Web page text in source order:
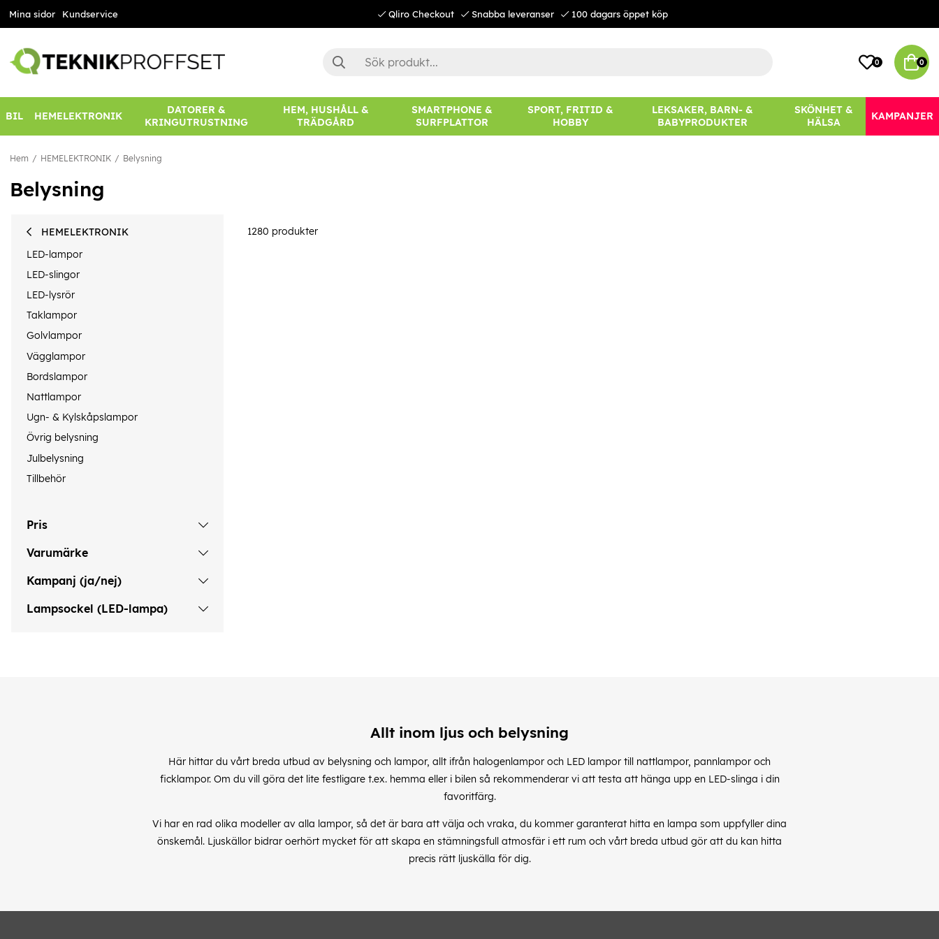
Mina sidor Kundservice Qliro Checkout Snabba leveranser 100 dagars öppet köp
0 0
BIL HEMELEKTRONIK
DATORER &
KRINGUTRUSTNING
HEM, HUSHÅLL &
TRÄDGÅRD
SMARTPHONE &
SURFPLATTOR
SPORT, FRITID &
HOBBY
LEKSAKER, BARN- &
BABYPRODUKTER
SKÖNHET &
HÄLSA
KAMPANJER
Hem HEMELEKTRONIK Belysning
Belysning
HEMELEKTRONIK
LED-lampor
LED-slingor
LED-lysrör
Taklampor
Golvlampor
Vägglampor
Bordslampor
Nattlampor
Ugn- & Kylskåpslampor
Övrig belysning
Julbelysning
Tillbehör
Pris
Varumärke
Kampanj (ja/nej)
Lampsockel (LED-lampa)
1280 produkter
Allt inom ljus och belysning
Här hittar du vårt breda utbud av belysning och lampor, allt ifrån halogenlampor och LED lampor till nattlampor, pannlampor och
ficklampor. Om du vill göra det lite festligare t.ex. hemma eller i bilen så rekommenderar vi att testa att hänga upp en LED-slinga i din
favoritfärg.
Vi har en rad olika modeller av alla lampor, så det är bara att välja och vraka, du kommer garanterat hitta en lampa som uppfyller dina
önskemål. Ljuskällor bidrar oerhört mycket för att skapa en stämningsfull atmosfär i ett rum och vårt breda utbud gör att du kan hitta
precis rätt ljuskälla för dig.